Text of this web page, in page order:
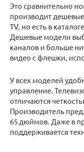
Это сравнительно
производит
TV, но есть в
Дешевые модели
каналов и больше
видео с флешки,
У всех моделей
управление.
отличаются
Производитель
65 дюймов. Даже в
поддерживается